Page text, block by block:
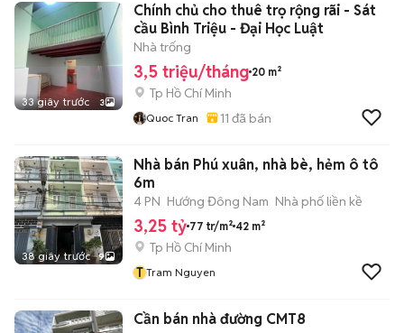
33 giây trước 3
Chính chủ cho thuê trọ rộng rãi - Sát
cầu Bình Triệu - Đại Học Luật
Nhà trống
3,5 triệu/tháng 20 m²
Tp Hồ Chí Minh
Quoc Tran 11 đã bán
38 giây trước 9
Nhà bán Phú xuân, nhà bè, hẻm ô tô
6m
4 PN Hướng Đông Nam Nhà phố liền kề
3,25 tỷ 77 tr/m² 42 m²
Tp Hồ Chí Minh
T Tram Nguyen
Cần bán nhà đường CMT8